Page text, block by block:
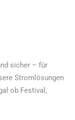
sicher – für
Stromlösungen
ob Festival,